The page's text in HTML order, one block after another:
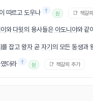
따르고도우나 † 원 📑 책갈
와 다윗의 용사들은 아도니야와 같
를 잡고왕자 곧 자기 의 모든동생과
더라 † 원 📑 책갈피 추가